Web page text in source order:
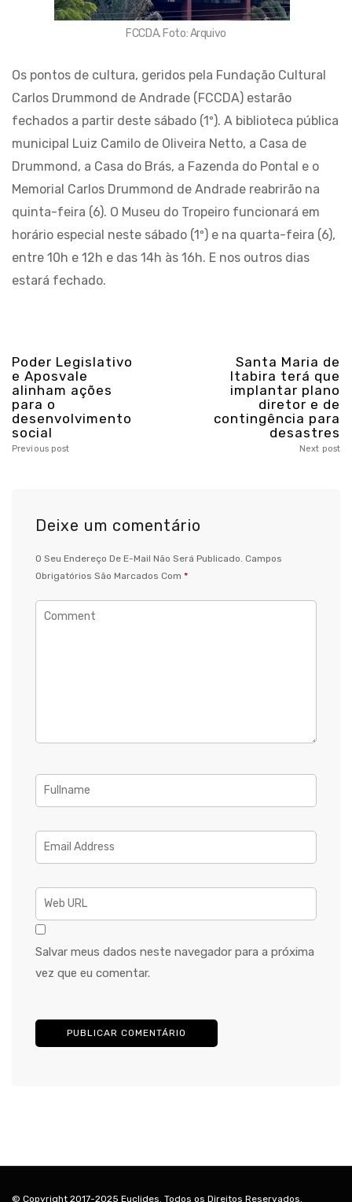
FCCDA. Foto: Arquivo
Os pontos de cultura, geridos pela Fundação Cultural
Carlos Drummond de Andrade (FCCDA) estarão
fechados a partir deste sábado (1º). A biblioteca pública
municipal Luiz Camilo de Oliveira Netto, a Casa de
Drummond, a Casa do Brás, a Fazenda do Pontal e o
Memorial Carlos Drummond de Andrade reabrirão na
quinta-feira (6). O Museu do Tropeiro funcionará em
horário especial neste sábado (1º) e na quarta-feira (6),
entre 10h e 12h e das 14h às 16h. E nos outros dias
estará fechado.
Poder Legislativo
e Aposvale
alinham ações
para o
desenvolvimento
social
Previous post
Santa Maria de
Itabira terá que
implantar plano
diretor e de
contingência para
desastres
Next post
Deixe um comentário
O Seu Endereço De E-Mail Não Será Publicado. Campos
Obrigatórios São Marcados Com *
Salvar meus dados neste navegador para a próxima
vez que eu comentar.
© Copyright 2017-2025 Euclides. Todos os Direitos Reservados.